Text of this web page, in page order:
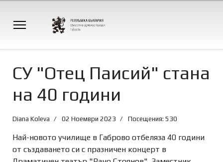
СУ "Отец Паисий" стана
на 40 години
Diana Koleva 02 Ноември 2023 Посещения: 530
Най-новото училище в Габрово отбеляза 40 години
от създаването си с празничен концерт в